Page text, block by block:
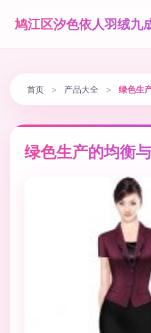
鸠江区汐色依人羽绒九
首页 > 产品大全 > 绿色生
绿色生产的均衡